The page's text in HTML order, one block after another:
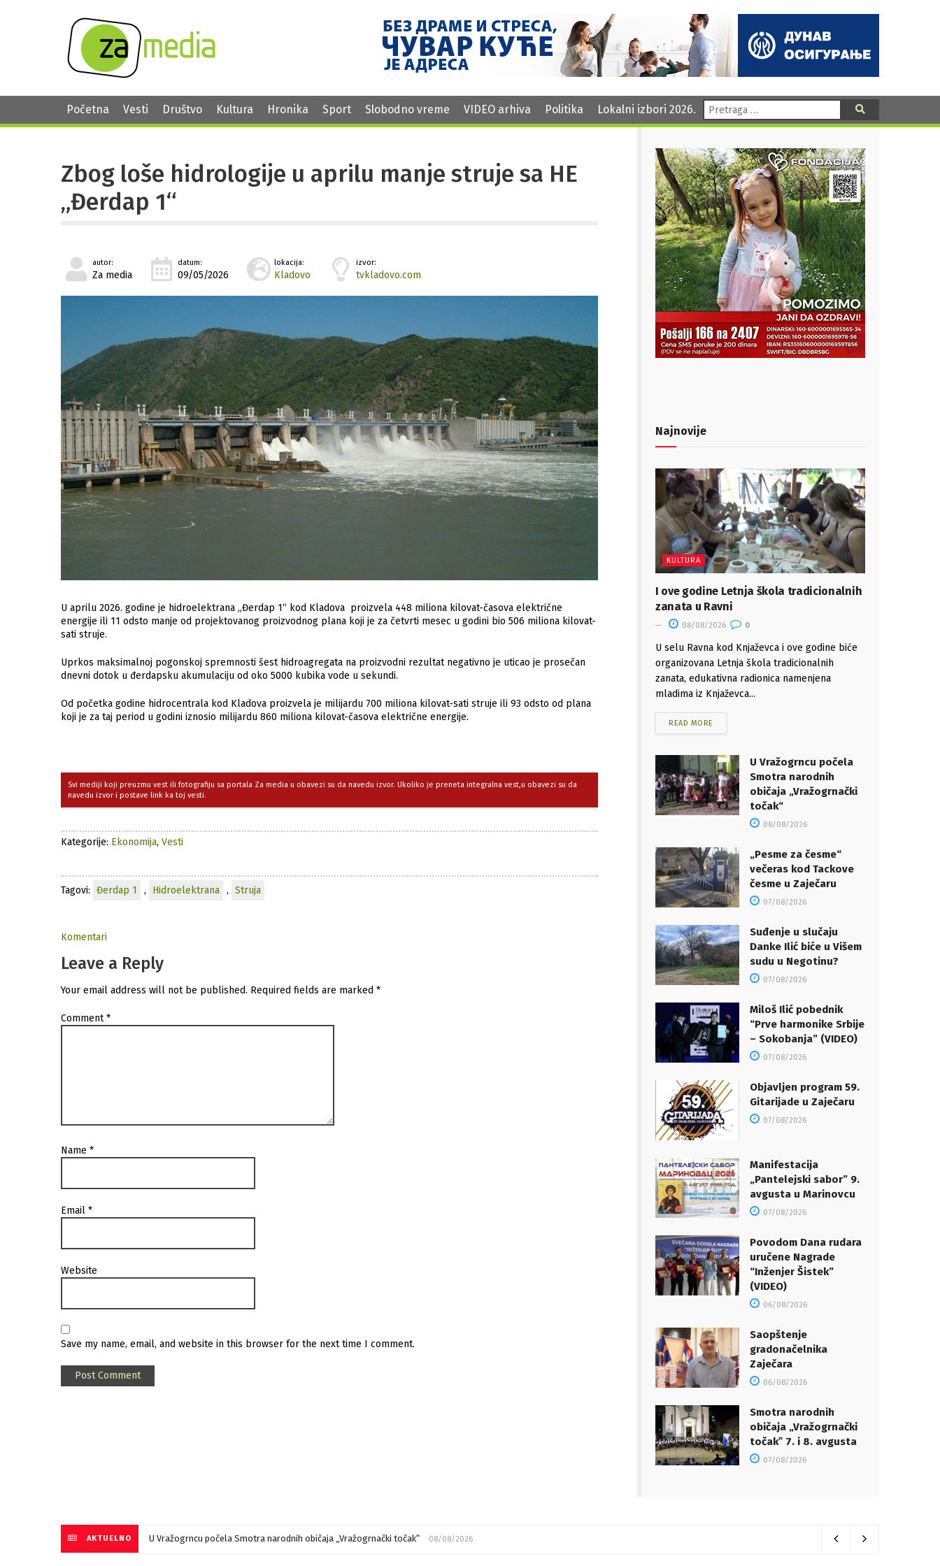
Početna Vesti Društvo Kultura Hronika Sport Slobodno vreme VIDEO arhiva Politika Lokalni izbori 2026. Pretraga:
Zbog loše hidrologije u aprilu manje struje sa HE
„Đerdap 1“
autor:
Za media
datum:
09/05/2026
lokacija:
Kladovo
izvor:
tvkladovo.com
U aprilu 2026. godine je hidroelektrana „Đerdap 1“ kod Kladova proizvela 448 miliona kilovat-časova električne
energije ili 11 odsto manje od projektovanog proizvodnog plana koji je za četvrti mesec u godini bio 506 miliona kilovat-
sati struje.
Uprkos maksimalnoj pogonskoj spremnosti šest hidroagregata na proizvodni rezultat negativno je uticao je prosečan
dnevni dotok u đerdapsku akumulaciju od oko 5000 kubika vode u sekundi.
Od početka godine hidrocentrala kod Kladova proizvela je milijardu 700 miliona kilovat-sati struje ili 93 odsto od plana
koji je za taj period u godini iznosio milijardu 860 miliona kilovat-časova električne energije.
Svi mediji koji preuzmu vest ili fotografiju sa portala Za media u obavezi su da navedu izvor. Ukoliko je preneta integralna vest,u obavezi su da
navedu izvor i postave link ka toj vesti.
Kategorije: Ekonomija, Vesti
Tagovi: Đerdap 1 , Hidroelektrana , Struja
Komentari
Leave a Reply
Your email address will not be published. Required fields are marked *
Comment*
Name *
Email *
Website
Save my name, email, and website in this browser for the next time I comment.
Najnovije
KULTURA
I ove godine Letnja škola tradicionalnih
zanata u Ravni
08/08/2026 0
U selu Ravna kod Knjaževca i ove godine biće
organizovana Letnja škola tradicionalnih
zanata, edukativna radionica namenjena
mladima iz Knjaževca...
READ MORE
U Vražogrncu počela
Smotra narodnih
običaja „Vražogrnački
točak“
08/08/2026
„Pesme za česme“
večeras kod Tackove
česme u Zaječaru
07/08/2026
Suđenje u slučaju
Danke Ilić biće u Višem
sudu u Negotinu?
07/08/2026
Miloš Ilić pobednik
“Prve harmonike Srbije
– Sokobanja” (VIDEO)
07/08/2026
Objavljen program 59.
Gitarijade u Zaječaru
07/08/2026
Manifestacija
„Pantelejski sabor” 9.
avgusta u Marinovcu
07/08/2026
Povodom Dana rudara
uručene Nagrade
“Inženjer Šistek”
(VIDEO)
06/08/2026
Saopštenje
gradonačelnika
Zaječara
06/08/2026
Smotra narodnih
običaja „Vražogrnački
točakˮ 7. i 8. avgusta
07/08/2026
AKTUELNO U Vražogrncu počela Smotra narodnih običaja „Vražogrnački točak“ 08/08/2026